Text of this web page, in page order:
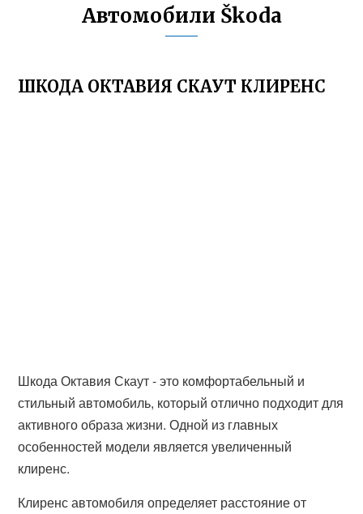
Автомобили Škoda
ШКОДА ОКТАВИЯ СКАУТ КЛИРЕНС
Шкода Октавия Скаут - это комфортабельный и
стильный автомобиль, который отлично подходит для
активного образа жизни. Одной из главных
особенностей модели является увеличенный
клиренс.
Клиренс автомобиля определяет расстояние от